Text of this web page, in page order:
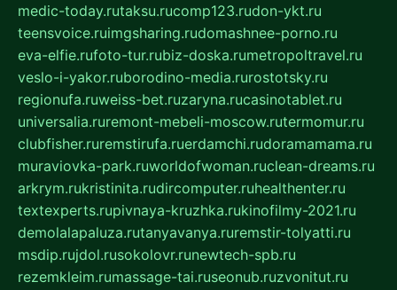
medic-today.rutaksu.rucomp123.rudon-ykt.ru
teensvoice.ruimgsharing.rudomashnee-porno.ru
eva-elfie.rufoto-tur.rubiz-doska.rumetropoltravel.ru
veslo-i-yakor.ruborodino-media.rurostotsky.ru
regionufa.ruweiss-bet.ruzaryna.rucasinotablet.ru
universalia.ruremont-mebeli-moscow.rutermomur.ru
clubfisher.ruremstirufa.ruerdamchi.rudoramamama.ru
muraviovka-park.ruworldofwoman.ruclean-dreams.ru
arkrym.rukristinita.rudircomputer.ruhealthenter.ru
textexperts.rupivnaya-kruzhka.rukinofilmy-2021.ru
demolalapaluza.rutanyavanya.ruremstir-tolyatti.ru
msdip.rujdol.rusokolovr.runewtech-spb.ru
rezemkleim.rumassage-tai.ruseonub.ruzvonitut.ru